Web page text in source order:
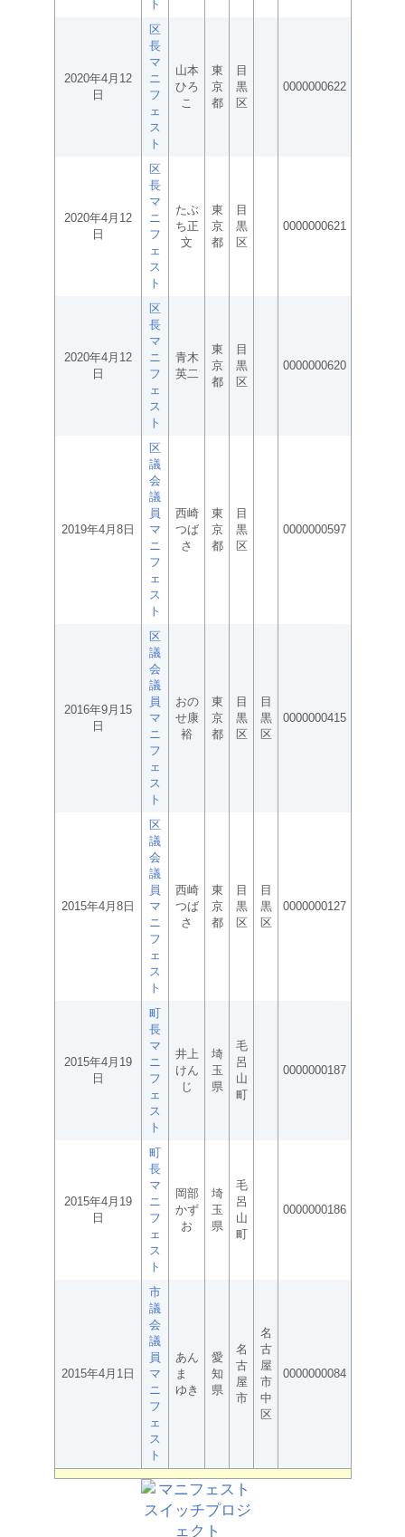
ト
2020年4月12
日
区
長
マ
ニ
フ
ェ
ス
ト
山本
ひろ
こ
東
京
都
目
黒
区
0000000622
2020年4月12
日
区
長
マ
ニ
フ
ェ
ス
ト
たぶ
ち正
文
東
京
都
目
黒
区
0000000621
2020年4月12
日
区
長
マ
ニ
フ
ェ
ス
ト
青木
英二
東
京
都
目
黒
区
0000000620
2019年4月8日
区
議
会
議
員
マ
ニ
フ
ェ
ス
ト
西崎
つば
さ
東
京
都
目
黒
区
0000000597
2016年9月15
日
区
議
会
議
員
マ
ニ
フ
ェ
ス
ト
おの
せ康
裕
東
京
都
目
黒
区
目
黒
区
0000000415
2015年4月8日
区
議
会
議
員
マ
ニ
フ
ェ
ス
ト
西崎
つば
さ
東
京
都
目
黒
区
目
黒
区
0000000127
2015年4月19
日
町
長
マ
ニ
フ
ェ
ス
ト
井上
けん
じ
埼
玉
県
毛
呂
山
町
0000000187
2015年4月19
日
町
長
マ
ニ
フ
ェ
ス
ト
岡部
かず
お
埼
玉
県
毛
呂
山
町
0000000186
2015年4月1日
市
議
会
議
員
マ
ニ
フ
ェ
ス
ト
あん
ま
ゆき
愛
知
県
名
古
屋
市
名
古
屋
市
中
区
0000000084